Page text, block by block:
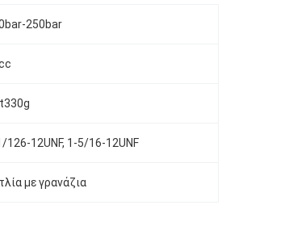
250bar
126-12UNF, 1-5/16-12UNF
με γρανάζια